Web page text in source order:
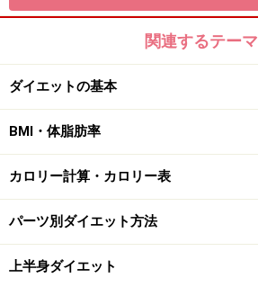
関連するテーマ
ダイエットの基本
BMI・体脂肪率
カロリー計算・カロリー表
パーツ別ダイエット方法
上半身ダイエット